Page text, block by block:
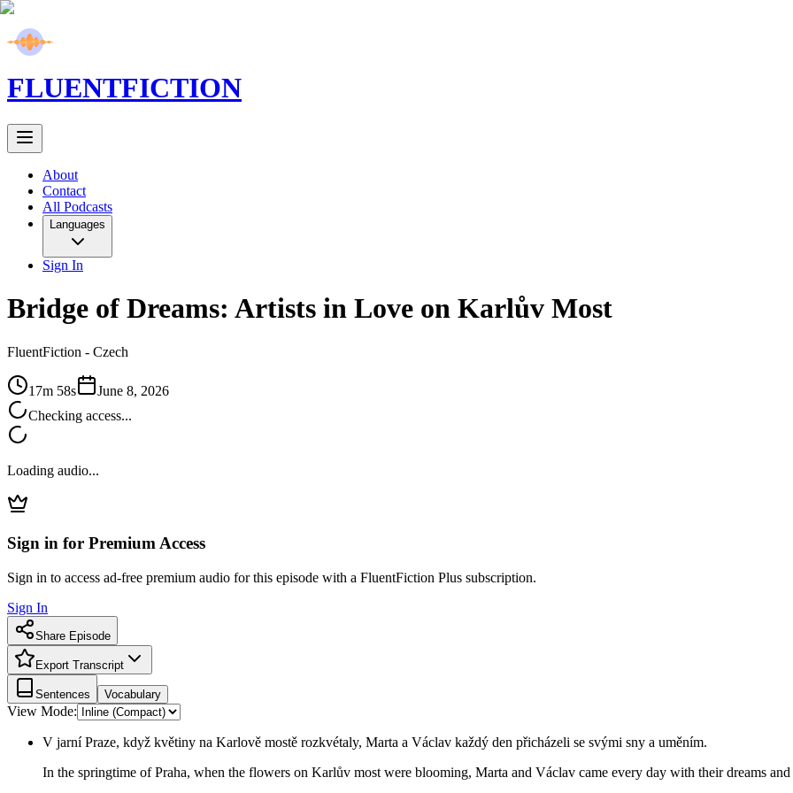
FLUENTFICTION
About
Contact
All Podcasts
Languages
Sign In
Bridge of Dreams: Artists in Love on Karlův Most
FluentFiction - Czech
17m 58s
June 8, 2026
Checking access...
Loading audio...
Sign in for Premium Access
Sign in to access ad-free premium audio for this episode with a FluentFiction Plus subscription.
Sign In
Share Episode
Export Transcript
Sentences Vocabulary
View Mode:
V jarní Praze, když květiny na Karlově mostě rozkvétaly, Marta a Václav každý den přicházeli se svými sny a uměním.
In the springtime of Praha, when the flowers on Karlův most were blooming, Marta and Václav came every day with their dreams and